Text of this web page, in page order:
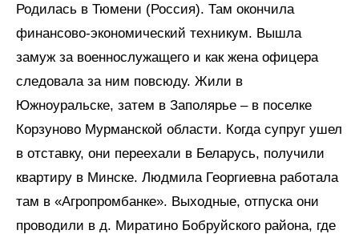
Родилась в Тюмени (Россия). Там окончила
финансово-экономический техникум. Вышла
замуж за военнослужащего и как жена офицера
следовала за ним повсюду. Жили в
Южноуральске, затем в Заполярье – в поселке
Корзуново Мурманской области. Когда супруг ушел
в отставку, они переехали в Беларусь, получили
квартиру в Минске. Людмила Георгиевна работала
там в «Агропромбанке». Выходные, отпуска они
проводили в д. Миратино Бобруйского района, где